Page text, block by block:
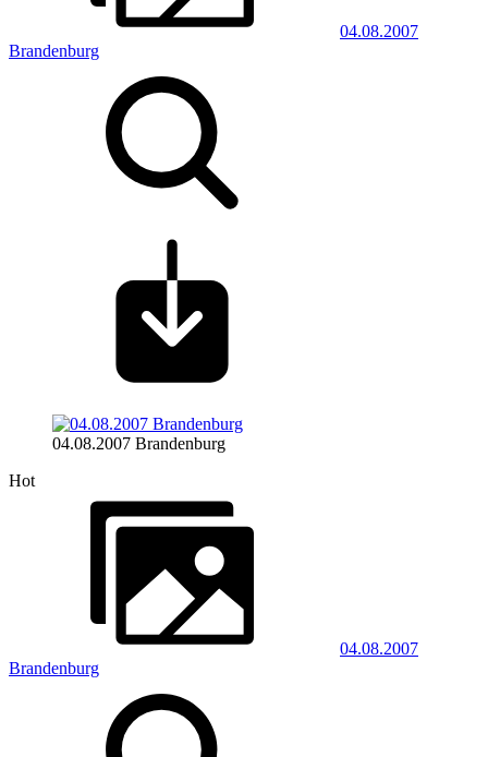
04.08.2007
Brandenburg
04.08.2007 Brandenburg
Hot
04.08.2007
Brandenburg